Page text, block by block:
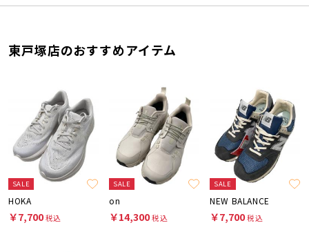
東戸塚店のおすすめアイテム
SALE
HOKA
￥7,700税込
SALE
on
￥14,300税込
SALE
NEW BALANCE
￥7,700税込